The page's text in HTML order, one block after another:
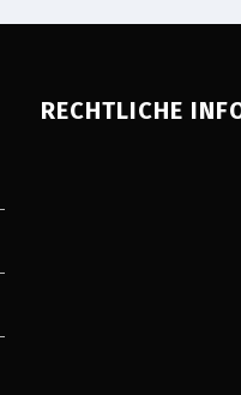
RECHTLICHE